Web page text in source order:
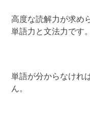
高度な読解力が求め
単語力と文法力です。
単語が分からなけれ
ん。